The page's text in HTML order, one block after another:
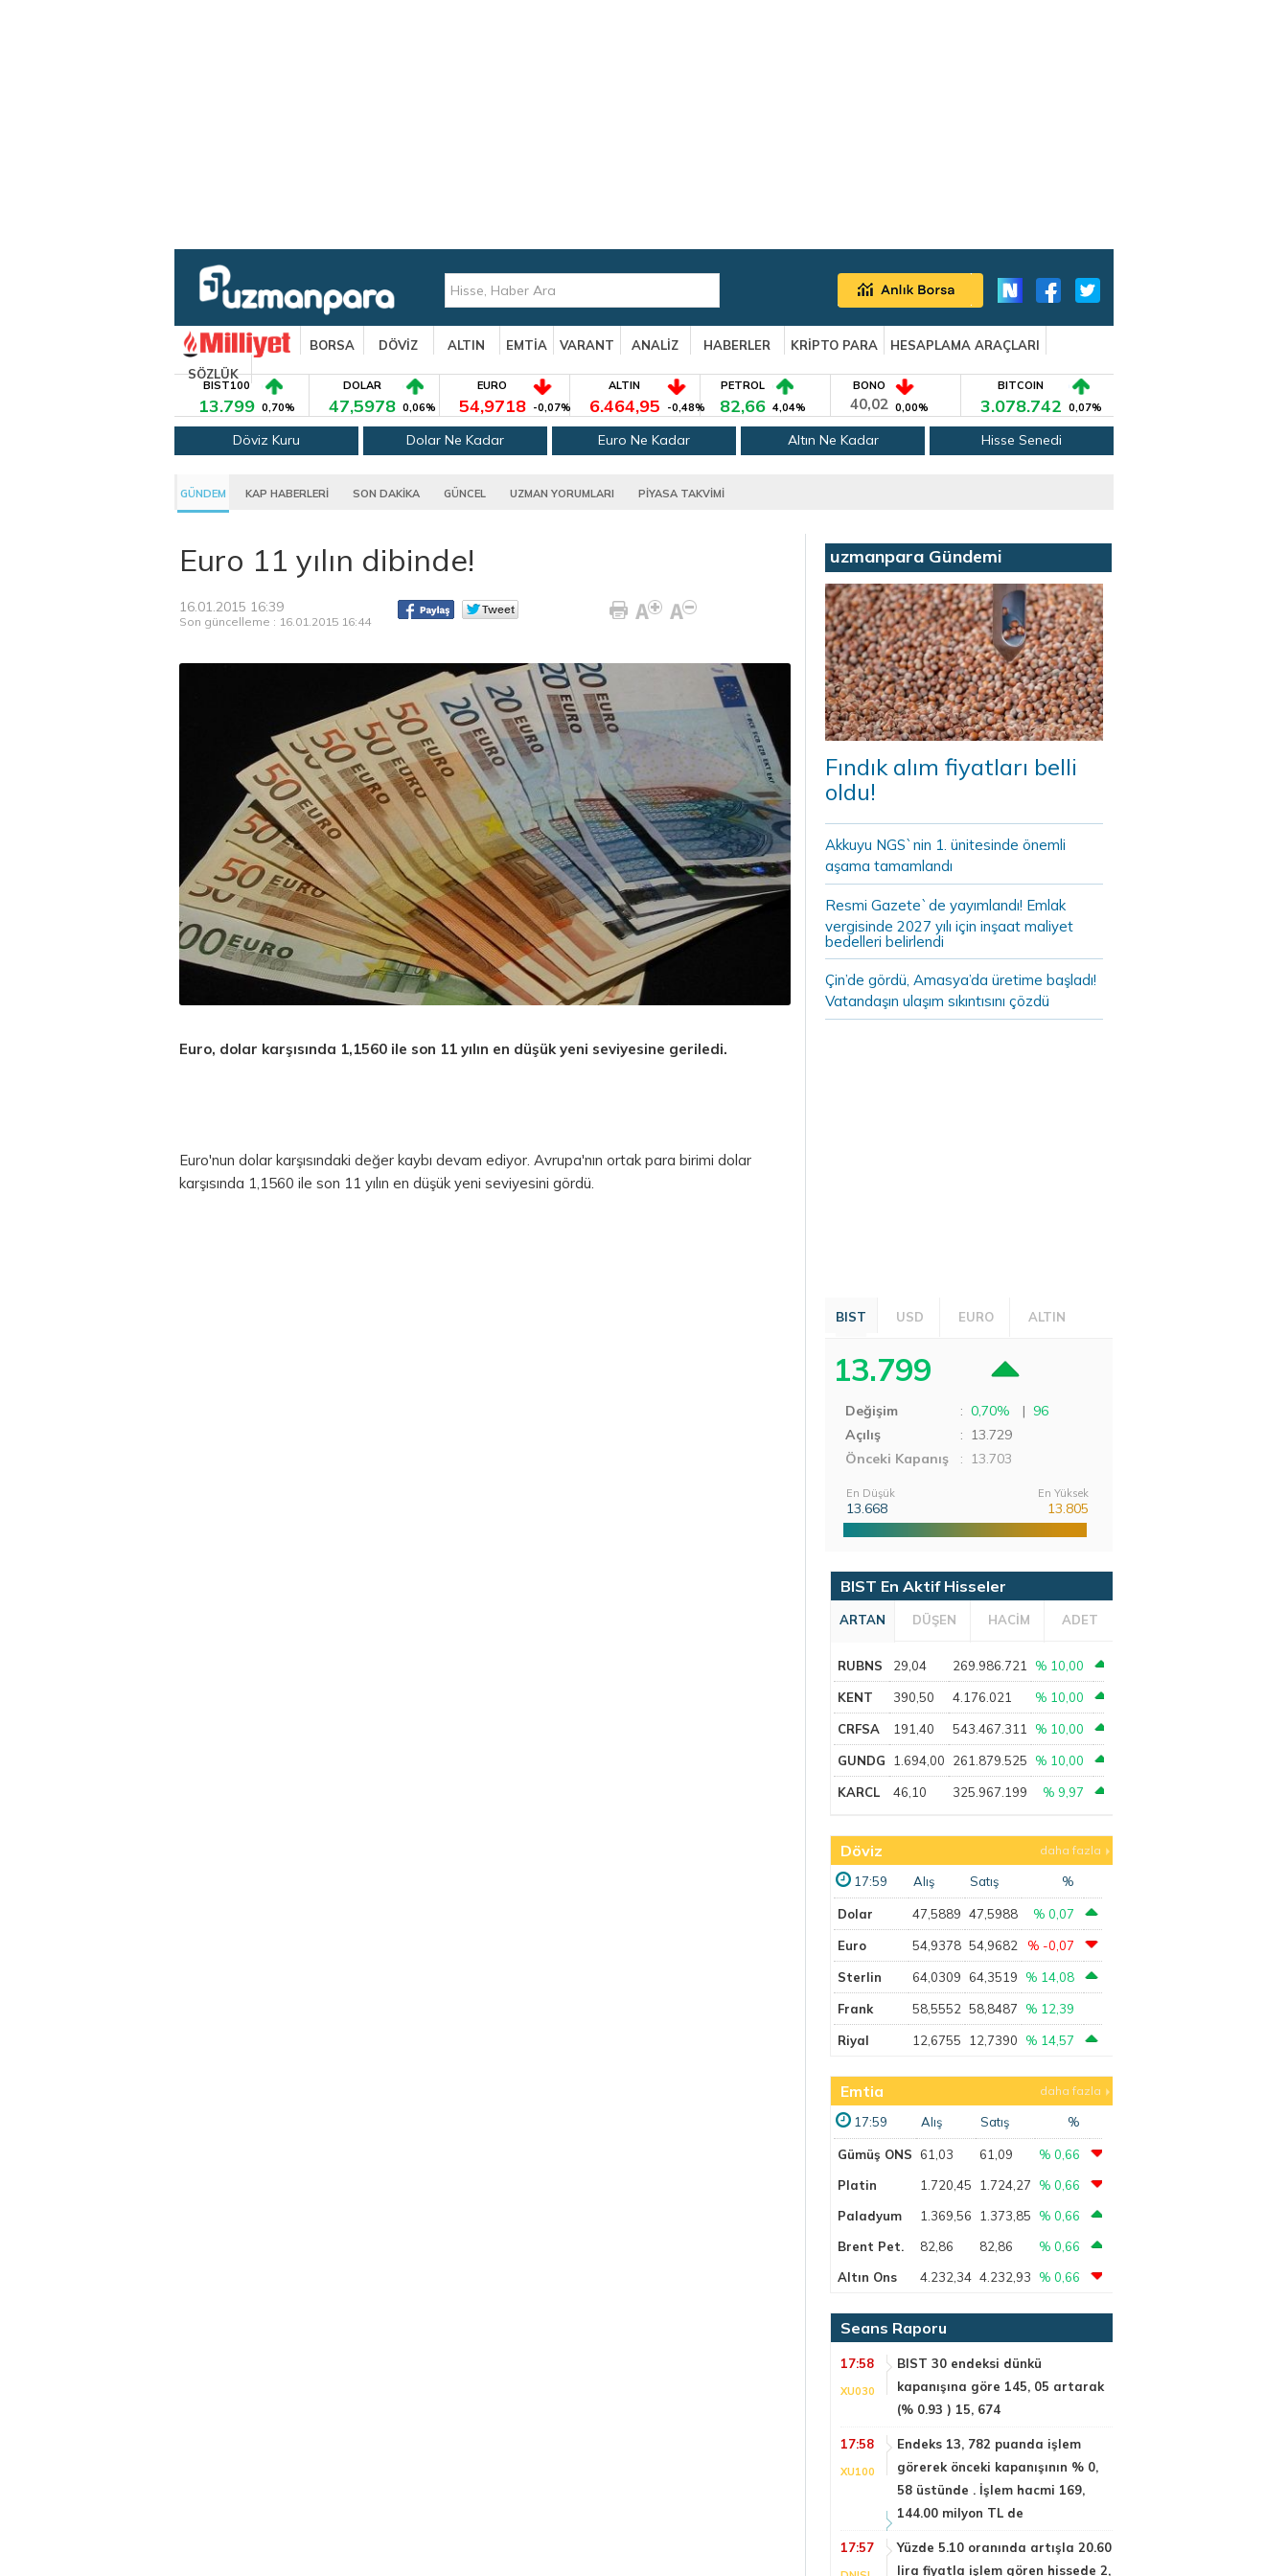
BORSA DÖVİZ ALTIN EMTİA VARANT ANALİZ HABERLER KRİPTO PARA
HESAPLAMA ARAÇLARI
SÖZLÜK
BIST100
13.799 0,70%
DOLAR
47,5978 0,06%
EURO
54,9718 -0,07%
ALTIN
6.464,95 -0,48%
PETROL
82,66 4,04%
BONO
40,02 0,00%
BITCOIN
3.078.742 0,07%
Döviz Kuru Dolar Ne Kadar Euro Ne Kadar Altın Ne Kadar Hisse Senedi
GÜNDEM KAP HABERLERİ SON DAKİKA GÜNCEL UZMAN YORUMLARI PİYASA TAKVİMİ
Euro 11 yılın dibinde!
16.01.2015 16:39
Son güncelleme : 16.01.2015 16:44
Euro, dolar karşısında 1,1560 ile son 11 yılın en düşük yeni seviyesine geriledi.
Euro'nun dolar karşısındaki değer kaybı devam ediyor. Avrupa'nın ortak para birimi dolar
karşısında 1,1560 ile son 11 yılın en düşük yeni seviyesini gördü.
uzmanpara Gündemi
Fındık alım fiyatları belli
oldu!
Akkuyu NGS`nin 1. ünitesinde önemli
aşama tamamlandı
Resmi Gazete`de yayımlandı! Emlak
vergisinde 2027 yılı için inşaat maliyet
bedelleri belirlendi
Çin’de gördü, Amasya’da üretime başladı!
Vatandaşın ulaşım sıkıntısını çözdü
BIST USD EURO ALTIN
13.799
Değişim : 0,70% | 96
Açılış
: 13.729
Önceki Kapanış
: 13.703
En Düşük
13.668
En Yüksek
13.805
BIST En Aktif Hisseler
ARTAN DÜŞEN HACİM ADET
RUBNS 29,04 269.986.721 % 10,00
KENT 390,50 4.176.021 % 10,00
CRFSA 191,40 543.467.311 % 10,00
GUNDG 1.694,00 261.879.525 % 10,00
KARCL 46,10 325.967.199 % 9,97
Döviz daha fazla
17:59 Alış Satış %
Dolar 47,5889 47,5988 % 0,07
Euro 54,9378 54,9682 % -0,07
Sterlin 64,0309 64,3519 % 14,08
Frank 58,5552 58,8487 % 12,39
Riyal 12,6755 12,7390 % 14,57
Emtia daha fazla
17:59 Alış Satış %
Gümüş ONS 61,03 61,09
% 0,66
Platin
1.720,45 1.724,27
% 0,66
Paladyum
1.369,56 1.373,85
% 0,66
Brent Pet.
82,86 82,86
% 0,66
Altın Ons
4.232,34 4.232,93 % 0,66
Seans Raporu
17:58
XU030
BIST 30 endeksi dünkü
kapanışına göre 145, 05 artarak
(% 0.93 ) 15, 674
17:58
XU100
Endeks 13, 782 puanda işlem
görerek önceki kapanışının % 0,
58 üstünde . İşlem hacmi 169,
144.00 milyon TL de
17:57
Yüzde 5.10 oranında artışla 20.60
lira fiyatla işlem gören hissede 2,